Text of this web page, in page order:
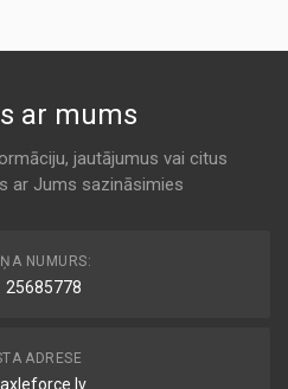
ar mums
jautājumus vai citus
ar Jums sazināsimies
NUMURS:
25685778
ADRESE